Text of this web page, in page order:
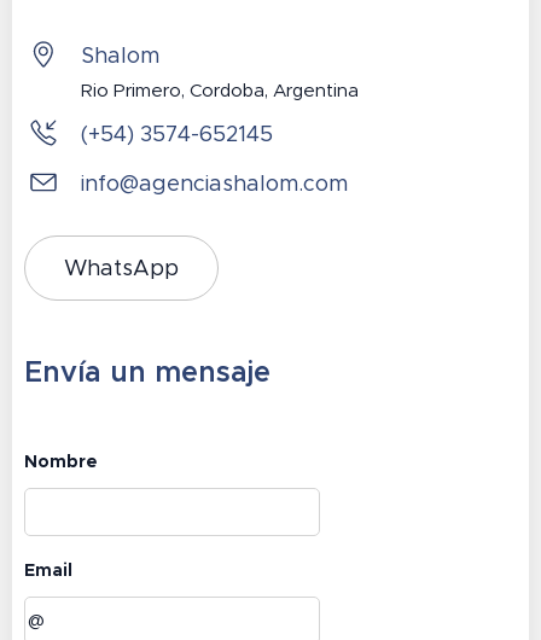
Shalom
Rio Primero, Cordoba, Argentina
(+54) 3574-652145
info@agenciashalom.com
WhatsApp
Envía un mensaje
Nombre
Email